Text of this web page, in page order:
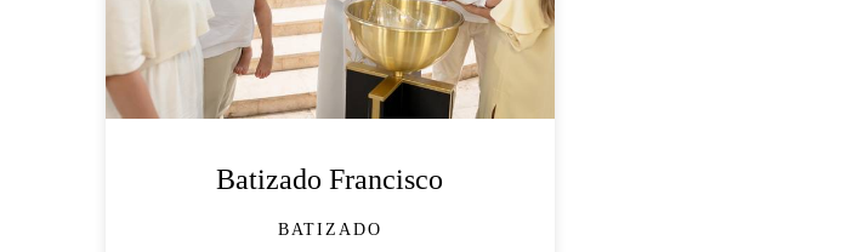
Batizado Francisco
BATIZADO